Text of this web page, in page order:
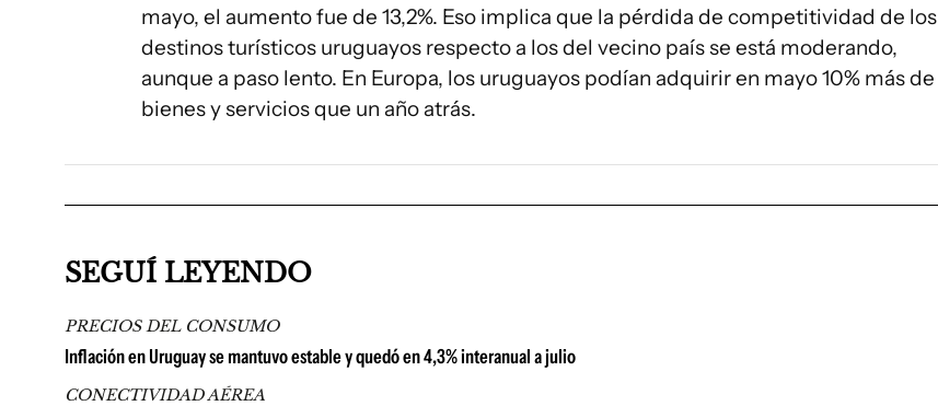
mayo, el aumento fue de 13,2%. Eso implica que la pérdida de competitividad de los
destinos turísticos uruguayos respecto a los del vecino país se está moderando,
aunque a paso lento. En Europa, los uruguayos podían adquirir en mayo 10% más de
bienes y servicios que un año atrás.
SEGUÍ LEYENDO
PRECIOS DEL CONSUMO
Inflación en Uruguay se mantuvo estable y quedó en 4,3% interanual a julio
CONECTIVIDAD AÉREA